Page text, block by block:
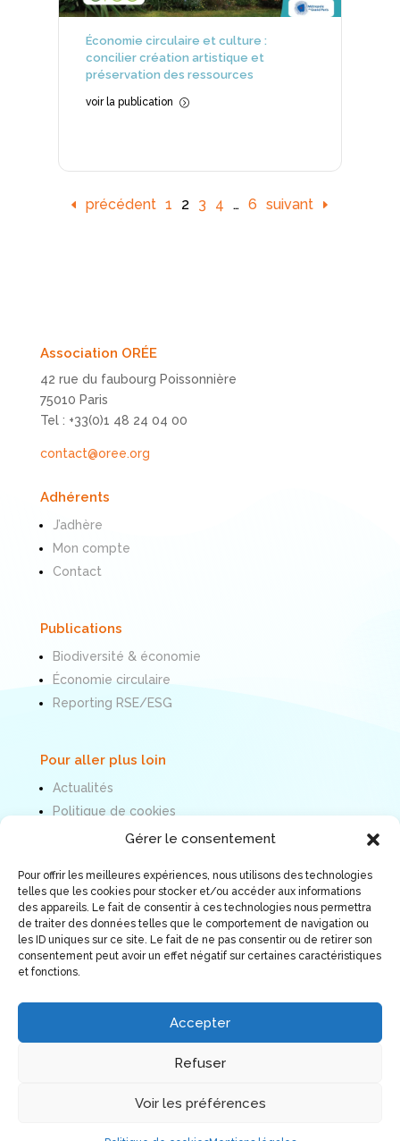
Gérer le consentement
Pour offrir les meilleures expériences, nous utilisons des technologies
telles que les cookies pour stocker et/ou accéder aux informations
des appareils. Le fait de consentir à ces technologies nous permettra
de traiter des données telles que le comportement de navigation ou
les ID uniques sur ce site. Le fait de ne pas consentir ou de retirer son
consentement peut avoir un effet négatif sur certaines caractéristiques
et fonctions.
Accepter
Refuser
Voir les préférences
Économie circulaire et culture :
concilier création artistique et
préservation des ressources
voir la publication =
précédent 1 2 3 4 … 6 suivant
Association ORÉE
42 rue du faubourg Poissonnière
75010 Paris
Tel : +33(0)1 48 24 04 00
contact@oree.org
Adhérents
J’adhère
Mon compte
Contact
Publications
Biodiversité & économie
Économie circulaire
Reporting RSE/ESG
Pour aller plus loin
Actualités
Politique de cookies
Mentions légales
Nous suivre
© Association ORÉE 2026. Tous droits réservés.